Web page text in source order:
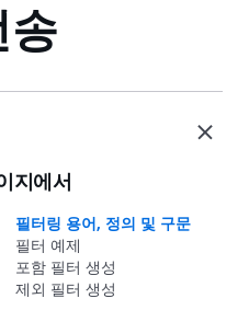
송
지에서
필터링 용어, 정의 및 구문
필터 예제
포함 필터 생성
제외 필터 생성